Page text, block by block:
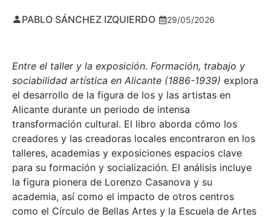
PABLO SÁNCHEZ IZQUIERDO 29/05/2026
Entre el taller y la exposición. Formación, trabajo y
sociabilidad artística en Alicante (1886-1939) explora
el desarrollo de la figura de los y las artistas en
Alicante durante un periodo de intensa
transformación cultural. El libro aborda cómo los
creadores y las creadoras locales encontraron en los
talleres, academias y exposiciones espacios clave
para su formación y socialización. El análisis incluye
la figura pionera de Lorenzo Casanova y su
academia, así como el impacto de otros centros
como el Círculo de Bellas Artes y la Escuela de Artes